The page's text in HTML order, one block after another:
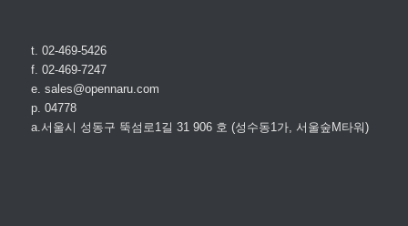
t. 02-469-5426
f. 02-469-7247
e. sales@opennaru.com
p. 04778
a.서울시 성동구 뚝섬로1길 31 906 호 (성수동1가, 서울숲M타워)